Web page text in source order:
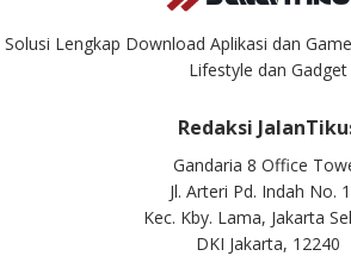
Solusi Lengkap Download Aplikasi dan
Lifestyle dan Gadget
Redaksi
Gandaria 8 Office
Jl. Arteri Pd. Indah No.
Kec. Kby. Lama, Jakarta
DKI Jakarta, 12240